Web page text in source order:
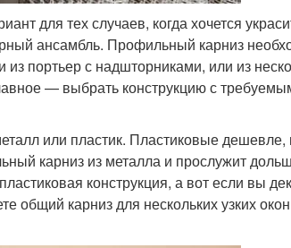
для тех случаев, когда хочется
ансамбль. Профильный карниз
портьер с надшторниками, или из
— выбрать конструкцию с
или пластик. Пластиковые
карниз из металла и прослужит
конструкция, а вот если вы
общий карниз для нескольких узких